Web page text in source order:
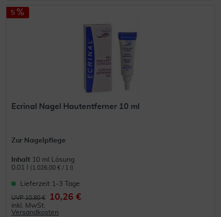
5
Ecrinal Nagel Hautentferner 10 ml
Zur Nagelpflege
Inhalt 10 ml Lösung
0.01 l
(1.026,00 € / 1 l)
Lieferzeit 1-3 Tage
UVP 10,80 € 10,26 €
inkl. MwSt.
Versandkosten